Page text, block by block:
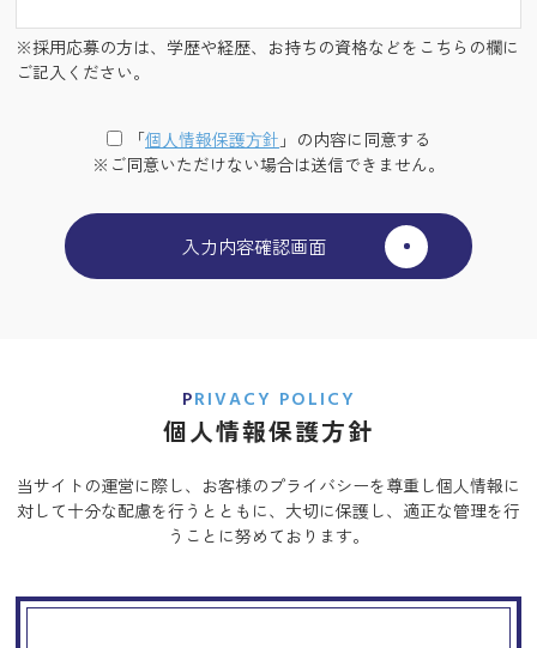
※採用応募の方は、学歴や経歴、お持ちの資格などをこちらの欄に
ご記入ください。
「個⼈情報保護⽅針 」の内容に同意する
※ご同意いただけない場合は送信できません。
PRIVACY POLICY
個人情報保護方針
当サイトの運営に際し、お客様のプライバシーを尊重し個人情報に
対して十分な配慮を行うとともに、 大切に保護し、適正な管理を行
うことに努めております。